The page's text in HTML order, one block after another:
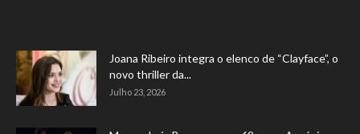
Joana Ribeiro integra o elenco de “Clayface”, o
novo thriller da...
Julho 23, 2026